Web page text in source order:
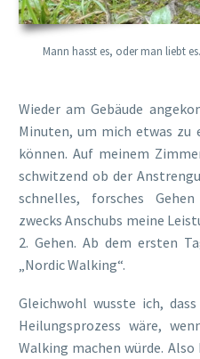
Mann hasst es, oder man liebt
Wieder am Gebäude
Minuten, um mich etwas zu
können. Auf meinem
schwitzend ob der
schnelles, forsches
zwecks Anschubs meine
2. Gehen. Ab dem ersten
„Nordic Walking“.
Gleichwohl wusste ich,
Heilungsprozess wäre,
Walking machen würde.